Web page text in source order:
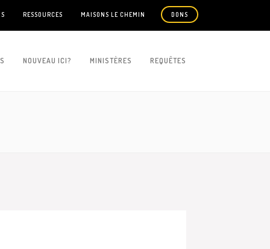
RESSOURCES MAISONS LE CHEMIN DONS
NOUVEAU ICI? MINISTÈRES REQUÊTES